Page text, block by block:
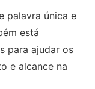
palavra única e
está
para ajudar os
e alcance na